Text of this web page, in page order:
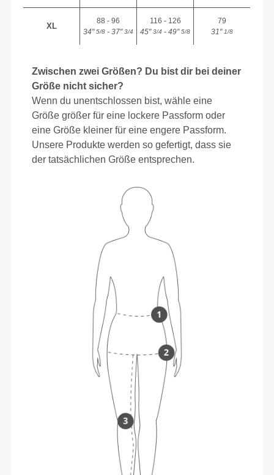
XL
88 - 96
34"5/8 - 37"3/4
116 - 126
45"3/4 - 49"5/8
79
31"1/8
Zwischen zwei Größen? Du bist dir bei deiner
Größe nicht sicher?
Wenn du unentschlossen bist, wähle eine
Größe größer für eine lockere Passform oder
eine Größe kleiner für eine engere Passform.
Unsere Produkte werden so gefertigt, dass sie
der tatsächlichen Größe entsprechen.